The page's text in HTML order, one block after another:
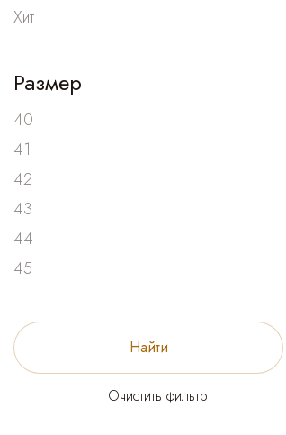
Хит
Размер
40
41
42
43
44
45
Найти
Очистить фильтр